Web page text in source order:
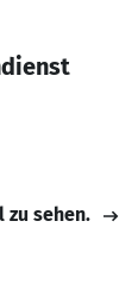
zu sehen.